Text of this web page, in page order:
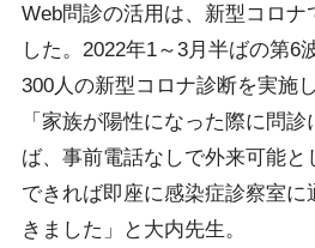
Web問診の活用は、新型コロナ
した。2022年1～3月半ばの第6
300人の新型コロナ診断を実施
「家族が陽性になった際に問
ば、事前電話なしで外来可能と
できれば即座に感染症診察室
きました」と大内先生。